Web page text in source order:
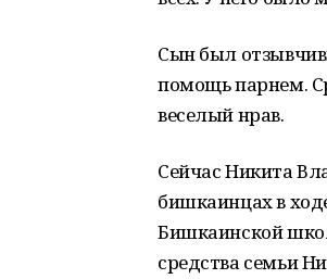
Сын был
помощь парнем.
веселый нрав.
Сейчас Никита
бишкаинцах в
Бишкаинской
средства семьи